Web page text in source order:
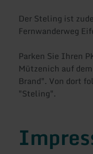
Der Steling ist
Fernwanderweg
Parken Sie Ihren
Mützenich auf
Brand". Von dort
"Steling".